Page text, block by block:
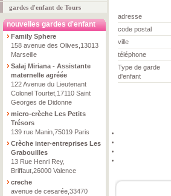
gardes d'enfant de Tours
nouvelles gardes d'enfant
Family Sphere
158 avenue des Olives,13013
Marseille
Salaj Miriana - Assistante
maternelle agréée
122 Avenue du Lieutenant
Colonel Tourtet,17110 Saint
Georges de Didonne
micro-crèche Les Petits
Trésors
139 rue Manin,75019 Paris
Crèche inter-entreprises Les
Grabouilles
13 Rue Henri Rey,
Briffaut,26000 Valence
creche
avenue de cesarée,33470
adresse
code postal
ville
téléphone
Type de garde
d'enfant